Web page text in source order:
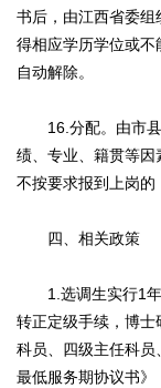
书后，由江西省委
得相应学历学位或
自动解除。
16.分配。由市县
绩、专业、籍贯等
不按要求报到上岗的
四、相关政策
1.选调生实行1年
转正定级手续，博
科员、四级主任科
最低服务期协议书